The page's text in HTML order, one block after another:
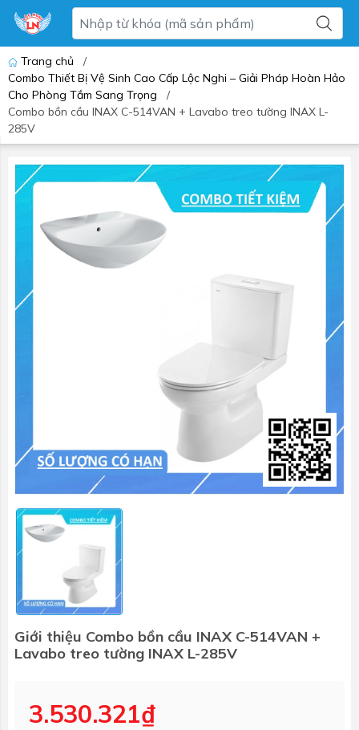
Trang chủ
/
Combo Thiết Bị Vệ Sinh Cao Cấp Lộc Nghi – Giải Pháp Hoàn Hảo
Cho Phòng Tắm Sang Trọng
/
Combo bồn cầu INAX C-514VAN + Lavabo treo tường INAX L-
285V
Giới thiệu Combo bồn cầu INAX C-514VAN +
Lavabo treo tường INAX L-285V
3.530.321₫